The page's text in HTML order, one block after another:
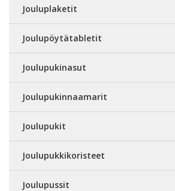
Jouluplaketit
Joulupöytätabletit
Joulupukinasut
Joulupukinnaamarit
Joulupukit
Joulupukkikoristeet
Joulupussit